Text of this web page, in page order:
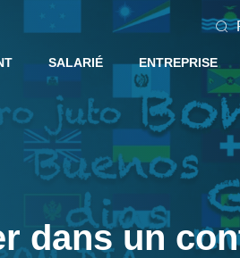
SALARIÉ ENTREPRISE
dans un